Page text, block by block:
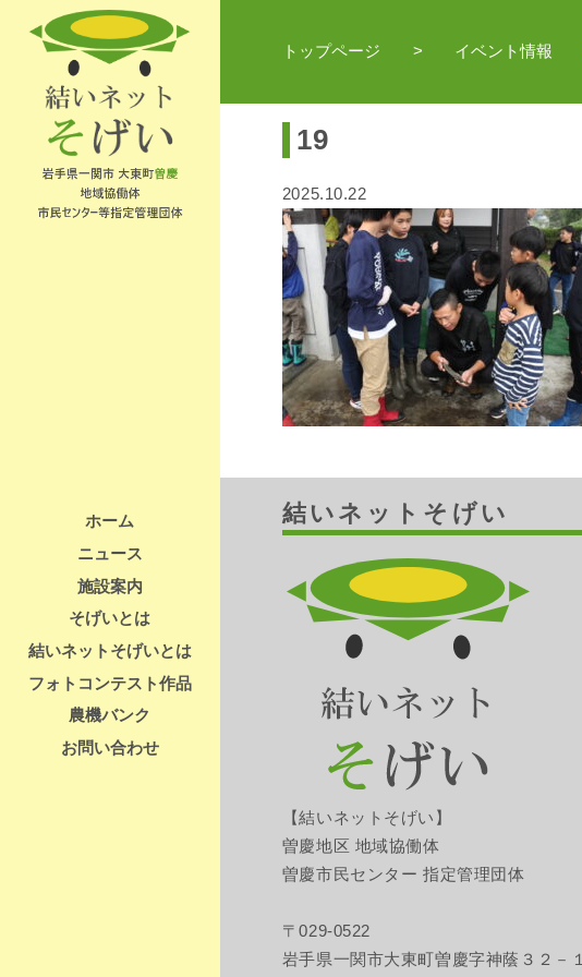
ホーム
ニュース
施設案内
そげいとは
結いネットそげいとは
フォトコンテスト作品
農機バンク
お問い合わせ
トップページ イベント情報
19
2025.10.22
結いネットそげい
【結いネットそげい】
曽慶地区 地域協働体
曽慶市民センター 指定管理団体
〒029-0522
岩手県一関市大東町曽慶字神蔭３２－１